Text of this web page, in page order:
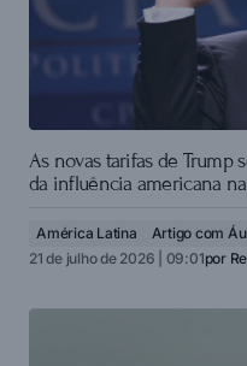
As novas tarifas de Trump
da influência americana
América Latina Artigo com
21 de julho de 2026 | 09:01por